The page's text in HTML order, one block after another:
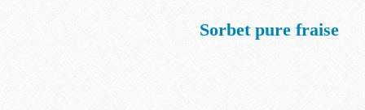
Sorbet pure fraise